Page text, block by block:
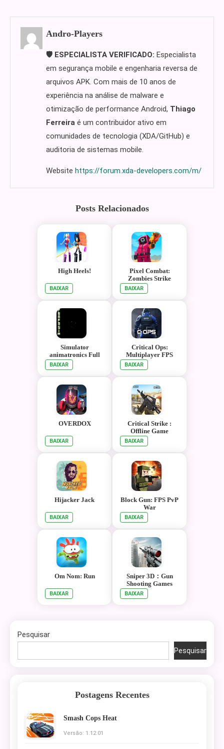
Andro-Players
🛡️ ESPECIALISTA VERIFICADO: Especialista
em segurança mobile e engenharia reversa de
arquivos APK. Com mais de 10 anos de
experiência na análise de malware e
otimização de performance Android, Thiago
Ferreira é um contribuidor ativo em
comunidades de tecnologia (XDA/GitHub) e
auditoria de sistemas mobile.
Website https://forum.xda-developers.com/m/
Posts Relacionados
High Heels!
BAIXAR
Pixel Combat:
Zombies Strike
BAIXAR
Simulator
animatronics Full
BAIXAR
Critical Ops:
Multiplayer FPS
BAIXAR
OVERDOX
BAIXAR
Critical Strike :
Offline Game
BAIXAR
Hijacker Jack
BAIXAR
Block Gun: FPS PvP
War
BAIXAR
Om Nom: Run
BAIXAR
Sniper 3D：Gun
Shooting Games
BAIXAR
Pesquisar
Pesquisar
Postagens Recentes
Smash Cops Heat
Versão: 1.12.01